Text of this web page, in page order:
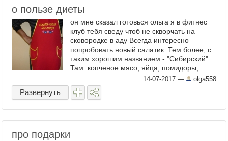
о пользе диеты
он мне сказал готовься ольга я в фитнес
клуб тебя сведу чтоб не скворчать на
сковородке в аду Всегда интересно
попробовать новый салатик. Тем более, с
таким хорошим названием - "Сибирский".
Там копченое мясо, яйца, помидоры,
яблоки. И сыр. Кажется, что не очень-то
совместимые ...
14-07-2017 — olga558
Развернуть
про подарки